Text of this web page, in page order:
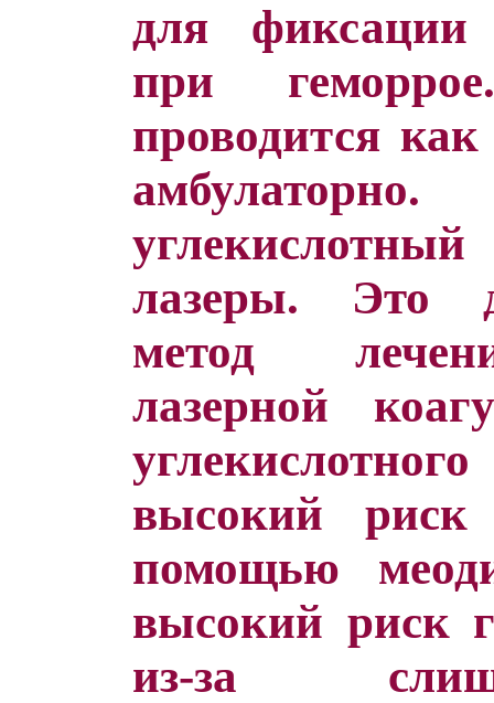
для фиксации
при
проводится
лазеры. Это
метод
лазерной
высокий риск
помощью
высокий риск
из-за